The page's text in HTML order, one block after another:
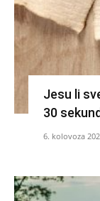
Jesu li
30
6. kolovoza